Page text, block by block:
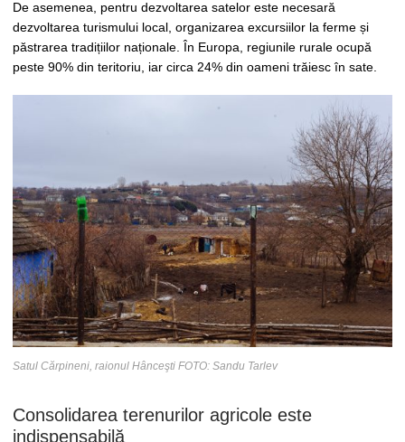
De asemenea, pentru dezvoltarea satelor este necesară
dezvoltarea turismului local, organizarea excursiilor la ferme și
păstrarea tradițiilor naționale. În Europa, regiunile rurale ocupă
peste 90% din teritoriu, iar circa 24% din oameni trăiesc în sate.
Satul Cărpineni, raionul Hânceşti FOTO: Sandu Tarlev
Consolidarea terenurilor agricole este
indispensabilă